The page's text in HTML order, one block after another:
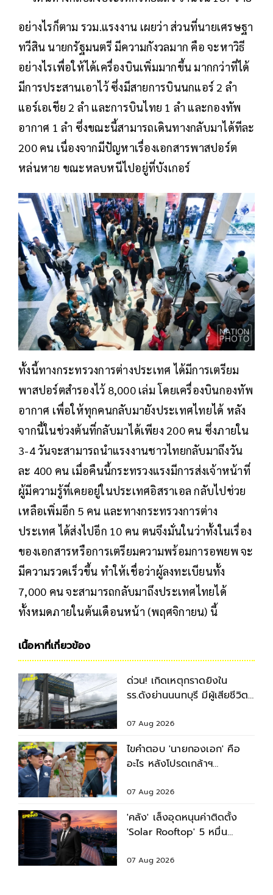
อย่างไรก็ตาม รวม.แรงงาน เผยว่า ส่วนที่นายเศรษฐา
ทวีสิน นายกรัฐมนตรี มีความกังวลมาก คือ จะหาวิธี
อย่างไรเพื่อให้ได้เครื่องบินเพิ่มมากขึ้น มากกว่าที่ได้
มีการประสานเอาไว้ ซึ่งมีสายการบินนกแอร์ 2 ลำ
แอร์เอเชีย 2 ลำ และการบินไทย 1 ลำ และกองทัพ
อากาศ 1 ลำ ซึ่งขณะนี้สามารถเดินทางกลับมาได้ทีละ
200 คน เนื่องจากมีปัญหาเรื่องเอกสารพาสปอร์ต
หล่นหาย ขณะหลบหนีไปอยู่ที่บังเกอร์
ทั้งนี้ทางกระทรวงการต่างประเทศ ได้มีการเตรียม
พาสปอร์ตสำรองไว้ 8,000 เล่ม โดยเครื่องบินกองทัพ
อากาศ เพื่อให้ทุกคนกลับมายังประเทศไทยได้ หลัง
จากนี้ในช่วงต้นที่กลับมาได้เพียง 200 คน ซึ่งภายใน
3-4 วันจะสามารถนำแรงงานชาวไทยกลับมาถึงวัน
ละ 400 คน เมื่อคืนนี้กระทรวงแรงมีการส่งเจ้าหน้าที่
ผู้มีความรู้ที่เคยอยู่ในประเทศอิสราเอล กลับไปช่วย
เหลือเพิ่มอีก 5 คน และทางกระทรวงการต่าง
ประเทศ ได้ส่งไปอีก 10 คน ตนจึงมั่นในว่าทั้งในเรื่อง
ของเอกสารหรือการเตรียมความพร้อมการอพยพ จะ
มีความรวดเร็วขึ้น ทำให้เชื่อว่าผู้ลงทะเบียนทั้ง
7,000 คน จะสามารถกลับมาถึงประเทศไทยได้
ทั้งหมดภายในต้นเดือนหน้า (พฤศจิกายน) นี้
เนื้อหาที่เกี่ยวข้อง
ด่วน! เกิดเหตุกราดยิงใน
รร.ดังย่านนนทบุรี มีผู้เสียชีวิต-
07 Aug 2026
ไขคำตอบ 'นายกองเอก' คือ
อะไร หลังโปรดเกล้าฯ
รมช.มหาดไทย
07 Aug 2026
'คลัง' เล็งอุดหนุนค่าติดตั้ง
'Solar Rooftop' 5 หมื่น
07 Aug 2026